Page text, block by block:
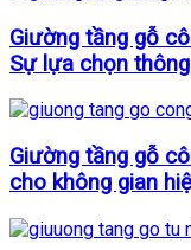
Giường tầng gỗ
Sự lựa chọn
Giường tầng gỗ
cho không gian